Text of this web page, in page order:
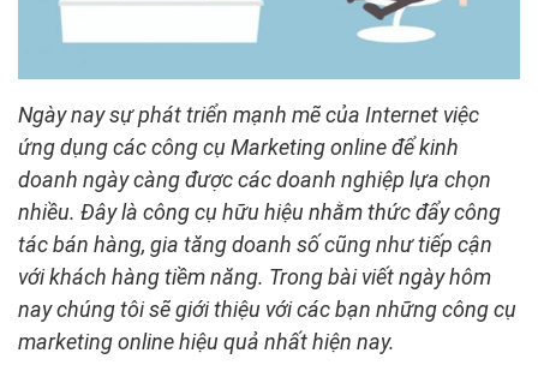
Ngày nay sự phát triển mạnh mẽ của Internet việc
ứng dụng các công cụ Marketing online để kinh
doanh ngày càng được các doanh nghiệp lựa chọn
nhiều. Đây là công cụ hữu hiệu nhằm thức đẩy công
tác bán hàng, gia tăng doanh số cũng như tiếp cận
với khách hàng tiềm năng. Trong bài viết ngày hôm
nay chúng tôi sẽ giới thiệu với các bạn những công cụ
marketing online hiệu quả nhất hiện nay.